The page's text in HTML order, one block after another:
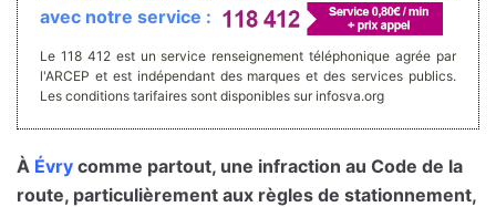
avec notre service :
Le 118 412 est un service renseignement téléphonique agrée par
l'ARCEP et est indépendant des marques et des services publics.
Les conditions tarifaires sont disponibles sur infosva.org
À Évry comme partout, une infraction au Code de la
route, particulièrement aux règles de stationnement,